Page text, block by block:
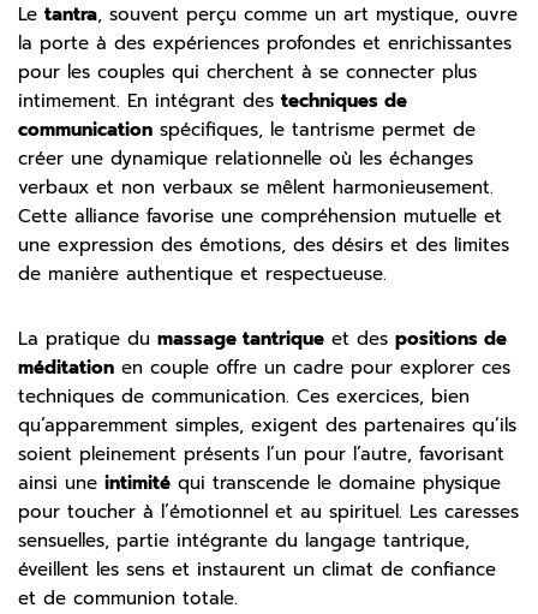
Le tantra, souvent perçu comme un art mystique, ouvre
la porte à des expériences profondes et enrichissantes
pour les couples qui cherchent à se connecter plus
intimement. En intégrant des techniques de
communication spécifiques, le tantrisme permet de
créer une dynamique relationnelle où les échanges
verbaux et non verbaux se mêlent harmonieusement.
Cette alliance favorise une compréhension mutuelle et
une expression des émotions, des désirs et des limites
de manière authentique et respectueuse.
La pratique du massage tantrique et des positions de
méditation en couple offre un cadre pour explorer ces
techniques de communication. Ces exercices, bien
qu’apparemment simples, exigent des partenaires qu’ils
soient pleinement présents l’un pour l’autre, favorisant
ainsi une intimité qui transcende le domaine physique
pour toucher à l’émotionnel et au spirituel. Les caresses
sensuelles, partie intégrante du langage tantrique,
éveillent les sens et instaurent un climat de confiance
et de communion totale.